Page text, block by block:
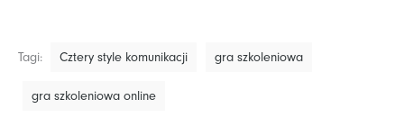
Tagi: Cztery style komunikacji gra szkoleniowa
gra szkoleniowa online